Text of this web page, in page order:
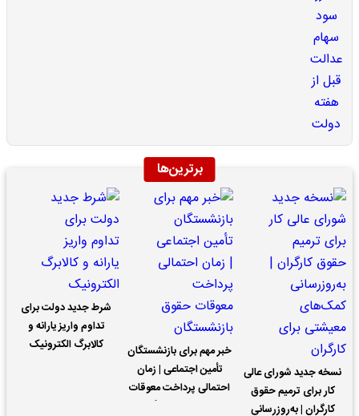
برترین‌ها
نسخه جدید شورای عالی
کار برای ترمیم حقوق
کارگران | به‌روزرسانی
خبر مهم برای بازنشستگان
تأمین اجتماعی | زمان
احتمالی پرداخت معوقات
شرط جدید دولت برای
تداوم واریز یارانه و
کالابرگ الکترونیک